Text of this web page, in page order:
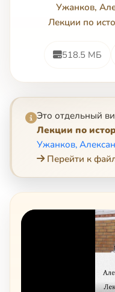
Ужанков,
Лекции по
518.5 МБ
Это отдельный
Лекции по
Ужанков,
Перейти к